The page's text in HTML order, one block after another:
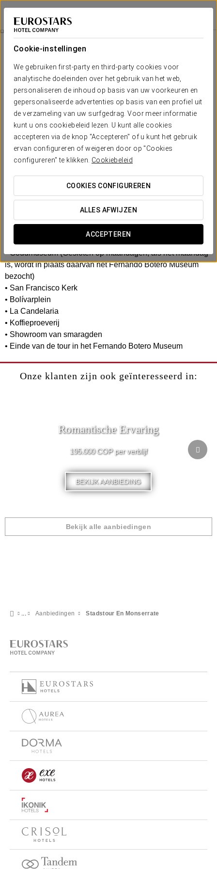
Cookie-instellingen
We gebruiken first-party en third-party cookies voor
analytische doeleinden over het gebruik van het web,
personaliseren de inhoud op basis van uw voorkeuren en
gepersonaliseerde advertenties op basis van een profiel uit
de verzameling van uw surfgedrag. Voor meer informatie
kunt u ons cookiebeleid lezen. U kunt alle cookies
accepteren via de knop "Accepteren" of u kunt het gebruik
ervan configureren of weigeren door op "Cookies
configureren" te klikken. Cookiebeleid
COOKIES CONFIGUREREN
ALLES AFWIJZEN
ACCEPTEREN
Exe Bacatá 95
BOGOTA
Stadstour En Monserrate
372.000 COP per persoon
Stadstour en Monserrate
Geniet van een onvergetelijke tour langs de meest iconische
plaatsen in Bogotá:
• Ophalen bij de Monserrate-heuvel
• Rondleiding op de Monserrate-heuvel
• Geleide wandeling naar het centrum van Bogotá
• Goudmuseum (Gesloten op maandagen, als het maandag
is, wordt in plaats daarvan het Fernando Botero Museum
bezocht)
• San Francisco Kerk
• Bolívarplein
• La Candelaria
• Koffieproeverij
• Showroom van smaragden
• Einde van de tour in het Fernando Botero Museum
Onze klanten zijn ook geïnteresseerd in:
Romantische Ervaring
195.000 COP per verblijf
BEKIJK AANBIEDING
Bekijk alle aanbiedingen
Aanbiedingen Stadstour En Monserrate